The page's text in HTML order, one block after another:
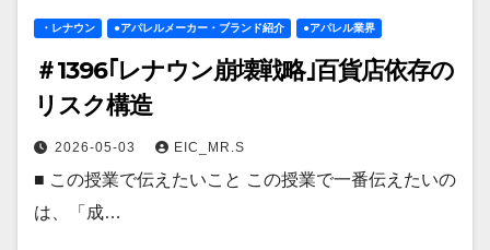
・レナウン ●アパレルメーカー・ブランド紹介 ●アパレル業界
＃1396｢レナウン崩壊戦略｣百貨店依存の
リスク構造
2026-05-03 EIC_MR.S
■ この授業で伝えたいこと この授業で一番伝えたいの
は、「成…